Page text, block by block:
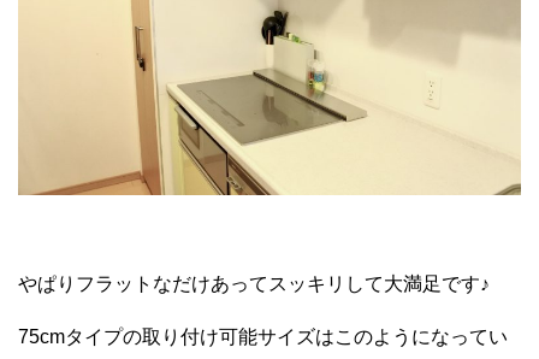
やぱりフラットなだけあってスッキリして大満足です♪
75cmタイプの取り付け可能サイズはこのようになってい